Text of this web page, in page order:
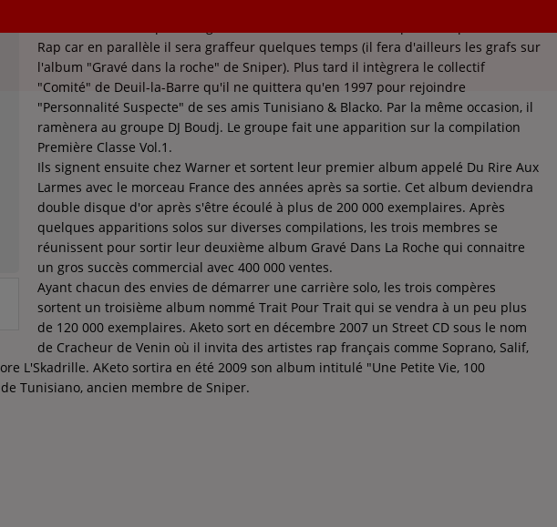
Rap car en parallèle il sera graffeur quelques temps (il fera d'ailleurs les grafs sur
l'album "Gravé dans la roche" de Sniper). Plus tard il intègrera le collectif
"Comité" de Deuil-la-Barre qu'il ne quittera qu'en 1997 pour rejoindre
"Personnalité Suspecte" de ses amis Tunisiano & Blacko. Par la même occasion, il
ramènera au groupe DJ Boudj. Le groupe fait une apparition sur la compilation
Première Classe Vol.1.
Ils signent ensuite chez Warner et sortent leur premier album appelé Du Rire Aux
Larmes avec le morceau France des années après sa sortie. Cet album deviendra
double disque d'or après s'être écoulé à plus de 200 000 exemplaires. Après
quelques apparitions solos sur diverses compilations, les trois membres se
réunissent pour sortir leur deuxième album Gravé Dans La Roche qui connaitre
un gros succès commercial avec 400 000 ventes.
Ayant chacun des envies de démarrer une carrière solo, les trois compères
sortent un troisième album nommé Trait Pour Trait qui se vendra à un peu plus
de 120 000 exemplaires. Aketo sort en décembre 2007 un Street CD sous le nom
de Cracheur de Venin où il invita des artistes rap français comme Soprano, Salif,
L'Skadrille. AKeto sortira en été 2009 son album intitulé "Une Petite Vie, 100
Tunisiano, ancien membre de Sniper.